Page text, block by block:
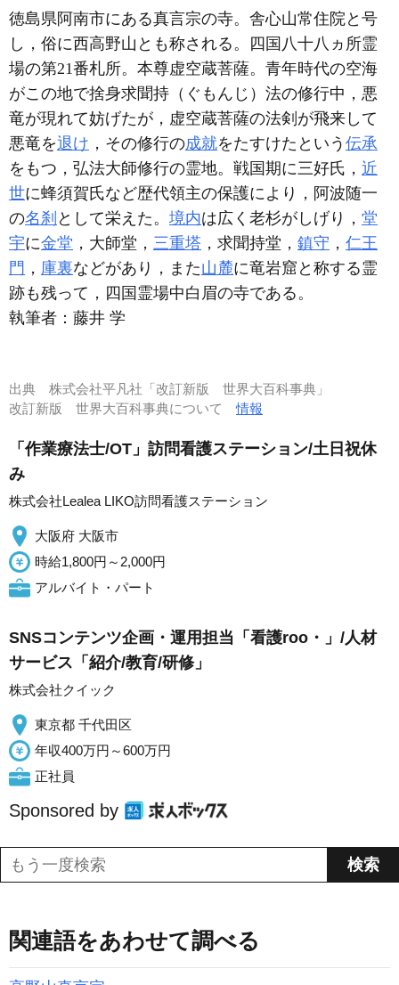
徳島県阿南市にある真言宗の寺。舎心山常住院と号
し，俗に西高野山とも称される。四国八十八ヵ所霊
場の第21番札所。本尊虚空蔵菩薩。青年時代の空海
がこの地で捨身求聞持（ぐもんじ）法の修行中，悪
竜が現れて妨げたが，虚空蔵菩薩の法剣が飛来して
悪竜を退け ，その修行の成就をたすけたという 伝承
をもつ，弘法大師修行の霊地。戦国期に三好氏， 近
世に蜂須賀氏など歴代領主の保護により，阿波随一
の名刹 として栄えた。 境内は広く老杉がしげり， 堂
宇に金堂 ，大師堂， 三重塔 ，求聞持堂， 鎮守 ， 仁王
門 ， 庫裏などがあり，また山麓に竜岩窟と称する霊
跡も残って，四国霊場中白眉の寺である。
執筆者： 藤井 学
出典 株式会社平凡社「改訂新版 世界大百科事典」
改訂新版 世界大百科事典について情報
「作業療法士/OT」訪問看護ステーション/土日祝休
み
株式会社Lealea LIKO訪問看護ステーション
大阪府 大阪市
時給1,800円～2,000円
アルバイト・パート
SNSコンテンツ企画・運用担当「看護roo・」/人材
サービス「紹介/教育/研修」
株式会社クイック
東京都 千代田区
年収400万円～600万円
正社員
Sponsored by
関連語をあわせて調べる